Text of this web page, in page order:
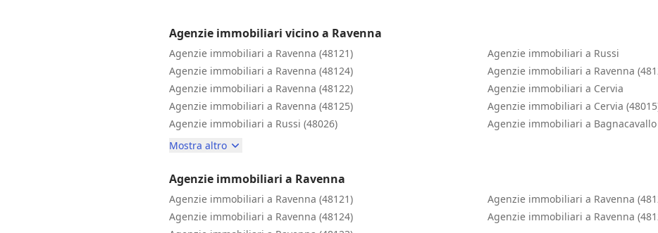
Agenzie immobiliari vicino a Ravenna
Agenzie immobiliari a Ravenna (48121)
Agenzie immobiliari a Ravenna (48124)
Agenzie immobiliari a Ravenna (48122)
Agenzie immobiliari a Ravenna (48125)
Agenzie immobiliari a Russi (48026)
Agenzie immobiliari a Russi
Agenzie immobiliari a Ravenna
Agenzie immobiliari a Cervia
Agenzie immobiliari a Cervia
Agenzie immobiliari a Bagnacavallo
Mostra altro
Agenzie immobiliari a Ravenna
Agenzie immobiliari a Ravenna (48121)
Agenzie immobiliari a Ravenna (48124)
Agenzie immobiliari a Ravenna
Agenzie immobiliari a Ravenna